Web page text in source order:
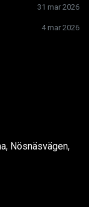
31 mar 2026
4 mar 2026
Nösnäsvägen,